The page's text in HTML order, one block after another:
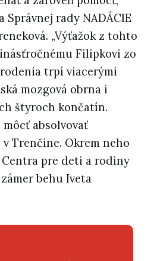
rady NADÁCIE
„Výťažok z tohto
Filipkovi zo
trpí viacerými
mozgová obrna i
štyroch končatín.
môcť absolvovať
Trenčíne. Okrem neho
pre deti a rodiny
behu Iveta